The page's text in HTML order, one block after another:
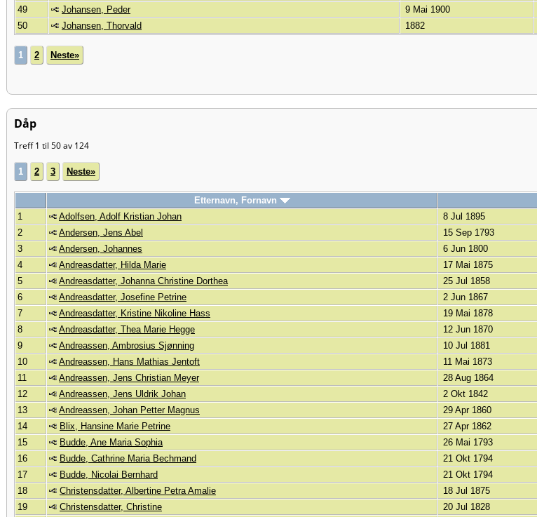
49
Johansen, Peder 9 Mai 1900
50
Johansen, Thorvald 1882
1 2 Neste»
Dåp
Treff 1 til 50 av 124
1 2 3 Neste»
Etternavn, Fornavn
1
Adolfsen, Adolf Kristian Johan 8 Jul 1895
2
Andersen, Jens Abel 15 Sep 1793
3
Andersen, Johannes 6 Jun 1800
4
Andreasdatter, Hilda Marie 17 Mai 1875
5
Andreasdatter, Johanna Christine Dorthea 25 Jul 1858
6
Andreasdatter, Josefine Petrine 2 Jun 1867
7
Andreasdatter, Kristine Nikoline Hass 19 Mai 1878
8
Andreasdatter, Thea Marie Hegge 12 Jun 1870
9
Andreassen, Ambrosius Sjønning 10 Jul 1881
10
Andreassen, Hans Mathias Jentoft 11 Mai 1873
11
Andreassen, Jens Christian Meyer 28 Aug 1864
12
Andreassen, Jens Uldrik Johan 2 Okt 1842
13
Andreassen, Johan Petter Magnus 29 Apr 1860
14
Blix, Hansine Marie Petrine 27 Apr 1862
15
Budde, Ane Maria Sophia 26 Mai 1793
16
Budde, Cathrine Maria Bechmand 21 Okt 1794
17
Budde, Nicolai Bernhard 21 Okt 1794
18
Christensdatter, Albertine Petra Amalie 18 Jul 1875
19
Christensdatter, Christine 20 Jul 1828